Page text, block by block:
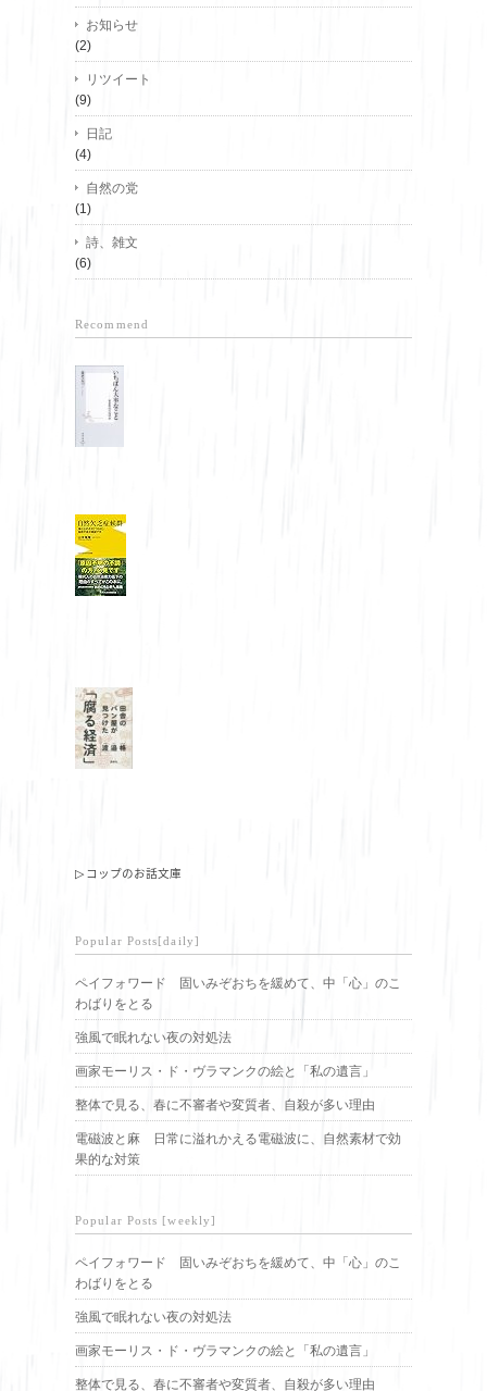
お知らせ
(2)
リツイート
(9)
日記
(4)
自然の党
(1)
詩、雑文
(6)
Recommend
▷ コップのお話文庫
Popular Posts[daily]
ペイフォワード 固いみぞおちを緩めて、中「心」のこ
わばりをとる
強風で眠れない夜の対処法
画家モーリス・ド・ヴラマンクの絵と「私の遺言」
整体で見る、春に不審者や変質者、自殺が多い理由
電磁波と麻 日常に溢れかえる電磁波に、自然素材で効
果的な対策
Popular Posts [weekly]
ペイフォワード 固いみぞおちを緩めて、中「心」のこ
わばりをとる
強風で眠れない夜の対処法
画家モーリス・ド・ヴラマンクの絵と「私の遺言」
整体で見る、春に不審者や変質者、自殺が多い理由